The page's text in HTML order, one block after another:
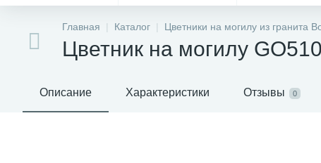
Главная Каталог Цветники на могилу из гранита
Цветник на могилу
Описание Характеристики Отзывы 0